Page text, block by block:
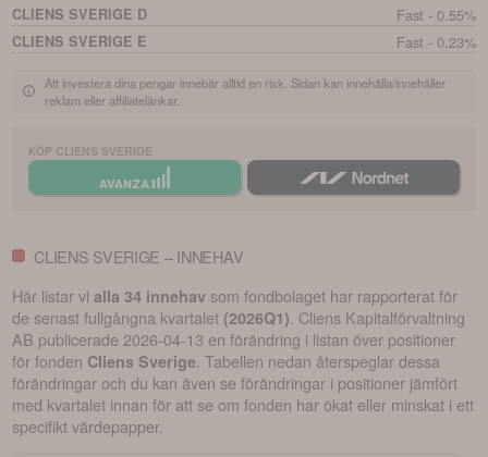
CLIENS SVERIGE D Fast - 0.55%
CLIENS SVERIGE E Fast - 0.23%
Att investera dina pengar innebär alltid en risk. Sidan kan innehålla/innehåller
reklam eller affiliatelänkar.
KÖP CLIENS SVERIGE
CLIENS SVERIGE – INNEHAV
Här listar vialla 34 innehav som fondbolaget har rapporterat för
de senast fullgångna kvartalet (2026Q1) Cliens Kapitalförvaltning
AB publicerade 2026-04-13 en förändring i listan över positioner
för fonden Cliens Sverige . Tabellen nedan återspeglar dessa
förändringar och du kan även se förändringar i positioner jämfört
med kvartalet innan för att se om fonden har ökat eller minskat i ett
specifikt värdepapper.